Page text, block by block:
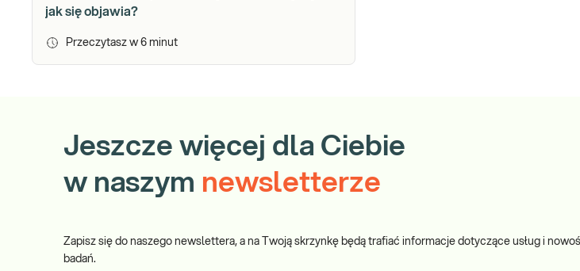
jak się objawia?
Przeczytasz w 6 minut
Jeszcze więcej dla Ciebie
w naszym newsletterze
Zapisz się do naszego newslettera, a na Twoją skrzynkę będą trafiać informacje dotyczące usług i
badań.